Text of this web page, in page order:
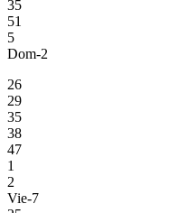
35
51
5
Dom-2
26
29
35
38
47
1
2
Vie-7